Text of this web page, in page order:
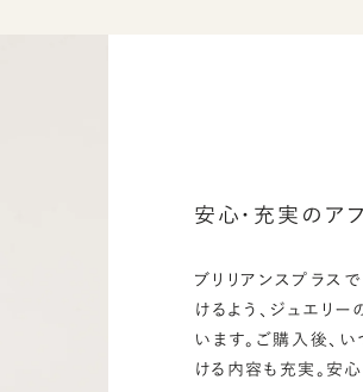
安心・充実のア
ブリリアンスプラス
けるよう、ジュエリ
います。ご購入後、
ける内容も充実。安